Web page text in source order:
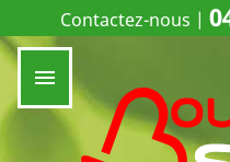
Contactez-nous |
